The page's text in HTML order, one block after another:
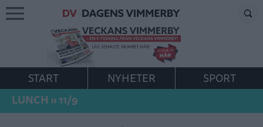
START NYHETER
SPORT
LUNCH »11/9